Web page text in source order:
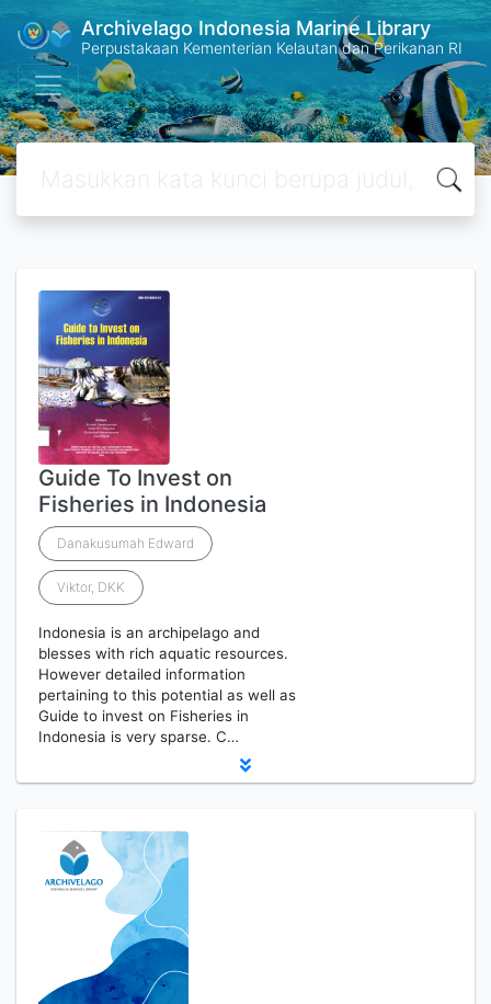
Archivelago Indonesia Marine Library
Perpustakaan Kementerian Kelautan dan Perikanan RI
Guide To Invest on
Fisheries in Indonesia
Danakusumah Edward
Viktor, DKK
Indonesia is an archipelago and
blesses with rich aquatic resources.
However detailed information
pertaining to this potential as well as
Guide to invest on Fisheries in
Indonesia is very sparse. C…